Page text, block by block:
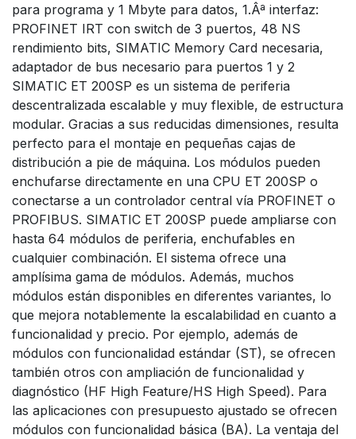
para programa y 1 Mbyte para datos, 1.Âª interfaz:
PROFINET IRT con switch de 3 puertos, 48 NS
rendimiento bits, SIMATIC Memory Card necesaria,
adaptador de bus necesario para puertos 1 y 2
SIMATIC ET 200SP es un sistema de periferia
descentralizada escalable y muy flexible, de estructura
modular. Gracias a sus reducidas dimensiones, resulta
perfecto para el montaje en pequeñas cajas de
distribución a pie de máquina. Los módulos pueden
enchufarse directamente en una CPU ET 200SP o
conectarse a un controlador central vía PROFINET o
PROFIBUS. SIMATIC ET 200SP puede ampliarse con
hasta 64 módulos de periferia, enchufables en
cualquier combinación. El sistema ofrece una
amplísima gama de módulos. Además, muchos
módulos están disponibles en diferentes variantes, lo
que mejora notablemente la escalabilidad en cuanto a
funcionalidad y precio. Por ejemplo, además de
módulos con funcionalidad estándar (ST), se ofrecen
también otros con ampliación de funcionalidad y
diagnóstico (HF High Feature/HS High Speed). Para
las aplicaciones con presupuesto ajustado se ofrecen
módulos con funcionalidad básica (BA). La ventaja del